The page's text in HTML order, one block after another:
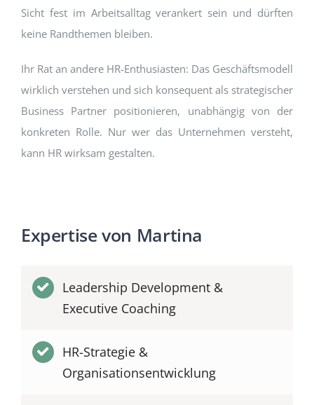
Sicht fest im Arbeitsalltag verankert sein und dürften
keine Randthemen bleiben.
Ihr Rat an andere HR-Enthusiasten: Das Geschäftsmodell
wirklich verstehen und sich konsequent als strategischer
Business Partner positionieren, unabhängig von der
konkreten Rolle. Nur wer das Unternehmen versteht,
kann HR wirksam gestalten.
Expertise von Martina
Leadership Development &
Executive Coaching
HR-Strategie &
Organisationsentwicklung